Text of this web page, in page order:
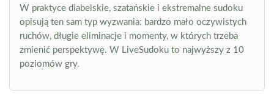
W praktyce diabelskie, szatańskie i ekstremalne sudoku
opisują ten sam typ wyzwania: bardzo mało oczywistych
ruchów, długie eliminacje i momenty, w których trzeba
zmienić perspektywę. W LiveSudoku to najwyższy z 10
poziomów gry.